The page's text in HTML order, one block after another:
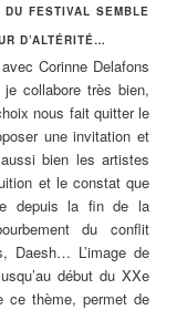
DU FESTIVAL SEMBLE
D’ALTÉRITÉ…
Corinne Delafons
collabore très bien,
nous fait quitter le
une invitation et
bien les artistes
et le constat que
depuis la fin de la
du conflit
Daesh… L’image de
début du XXe
ce thème, permet de